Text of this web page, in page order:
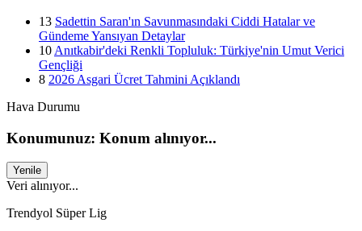
13 Sadettin Saran'ın Savunmasındaki Ciddi Hatalar ve
Gündeme Yansıyan Detaylar
10 Anıtkabir'deki Renkli Topluluk: Türkiye'nin Umut Verici
Gençliği
8 2026 Asgari Ücret Tahmini Açıklandı
Hava Durumu
Konumunuz: Konum alınıyor...
Yenile
Veri alınıyor...
Trendyol Süper Lig